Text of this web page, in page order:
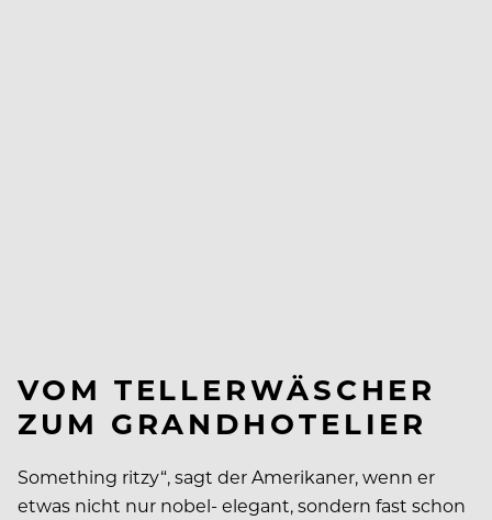
VOM TELLERWÄSCHER
ZUM GRANDHOTELIER
Something ritzy“, sagt der Amerikaner, wenn er
etwas nicht nur nobel- elegant, sondern fast schon